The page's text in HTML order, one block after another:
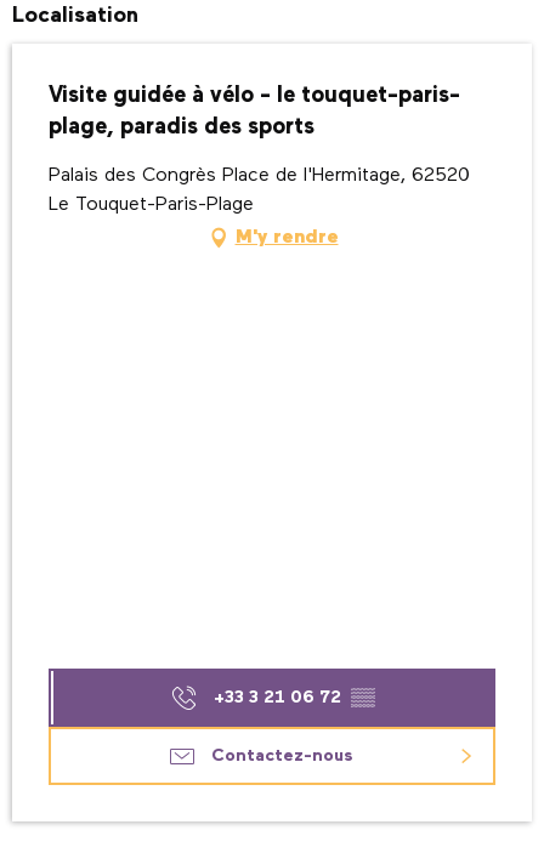
Localisation
Visite guidée à vélo - le touquet-paris-
plage, paradis des sports
Palais des Congrès Place de l'Hermitage, 62520
Le Touquet-Paris-Plage
M'y rendre
+33 3 21 06 72 ▒▒
Contactez-nous